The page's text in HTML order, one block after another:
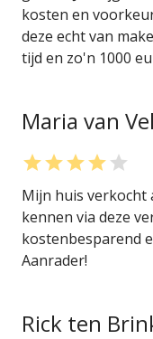
kosten en
deze echt van
tijd en zo'n 1000
Maria van
Mijn huis verkocht
kennen via deze
kostenbesparend
Aanrader!
Rick ten